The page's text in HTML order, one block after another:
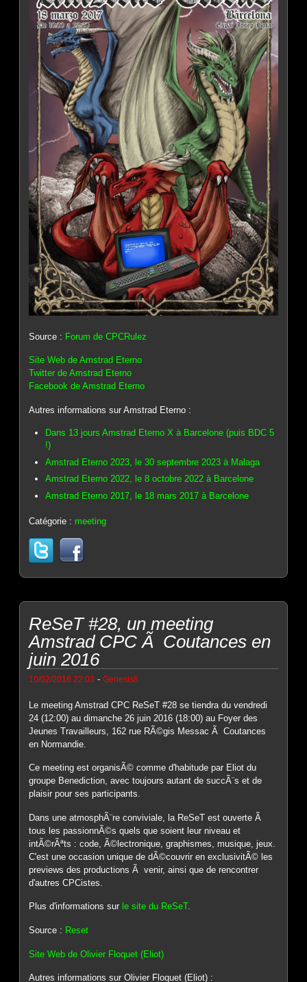
Source : Forum de CPCRulez
Site Web de Amstrad Eterno
Twitter de Amstrad Eterno
Facebook de Amstrad Eterno
Autres informations sur Amstrad Eterno :
Dans 13 jours Amstrad Eterno X à Barcelone (puis BDC 5
!)
Amstrad Eterno 2023, le 30 septembre 2023 à Malaga
Amstrad Eterno 2022, le 8 octobre 2022 à Barcelone
Amstrad Eterno 2017, le 18 mars 2017 à Barcelone
Catégorie : meeting
ReSeT #28, un meeting
Amstrad CPC Ã Coutances en
juin 2016
10/02/2016 22:03 -Genesis8
Le meeting Amstrad CPC ReSeT #28 se tiendra du vendredi
24 (12:00) au dimanche 26 juin 2016 (18:00) au Foyer des
Jeunes Travailleurs, 162 rue RÃ©gis Messac Ã Coutances
en Normandie.
Ce meeting est organisÃ© comme d'habitude par Eliot du
groupe Benediction, avec toujours autant de succÃ¨s et de
plaisir pour ses participants.
Dans une atmosphÃ¨re conviviale, la ReSeT est ouverte Ã
tous les passionnÃ©s quels que soient leur niveau et
intÃ©rÃªts : code, Ã©lectronique, graphismes, musique, jeux.
C'est une occasion unique de dÃ©couvrir en exclusivitÃ© les
previews des productions Ã venir, ainsi que de rencontrer
d'autres CPCistes.
Plus d'informations sur le site du ReSeT.
Source : Reset
Site Web de Olivier Floquet (Eliot)
Autres informations sur Olivier Floquet (Eliot) :